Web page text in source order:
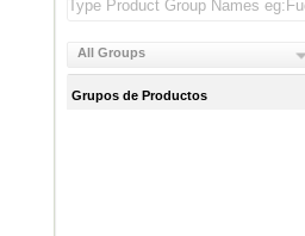
All Groups
Grupos de Productos